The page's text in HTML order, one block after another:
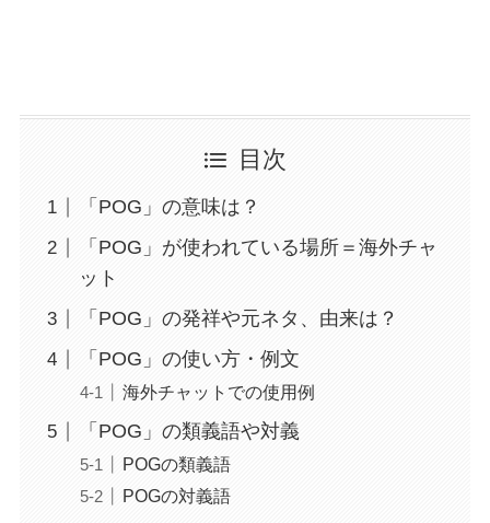
目次
「POG」の意味は？
「POG」が使われている場所＝海外チャ
ット
「POG」の発祥や元ネタ、由来は？
「POG」の使い方・例文
海外チャットでの使用例
「POG」の類義語や対義
POGの類義語
POGの対義語